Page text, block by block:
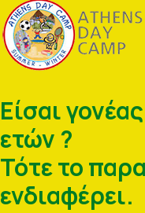
Είσαι
ετών ?
Τότε το
ενδιαφέρει.